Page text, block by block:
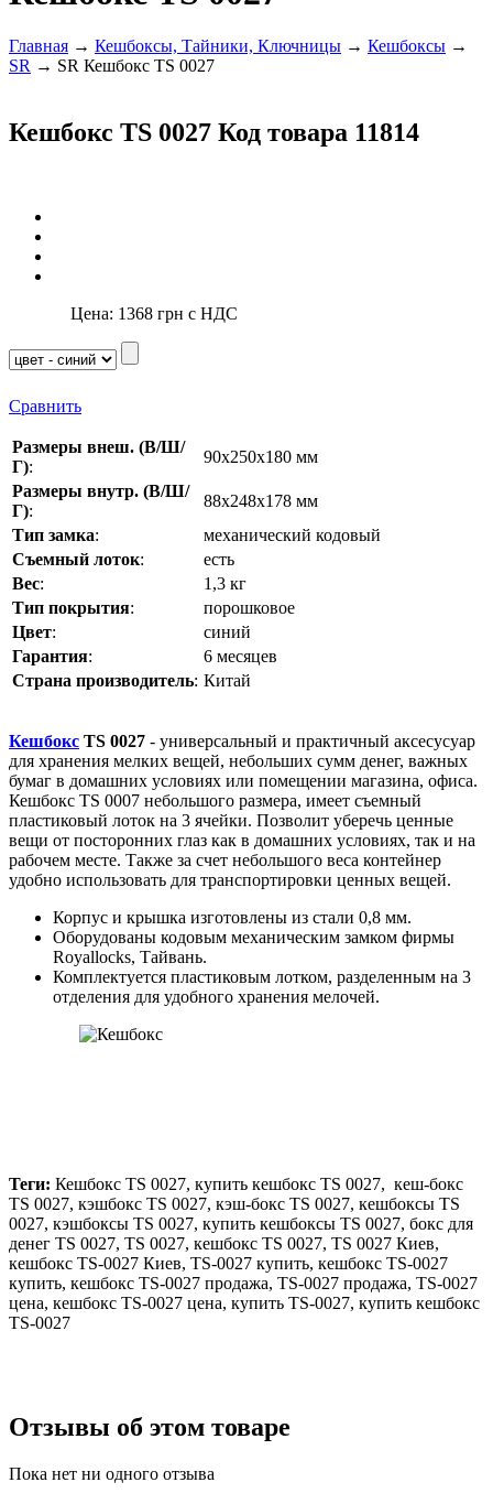
Главная → Кешбоксы, Тайники, Ключницы → Кешбоксы →
SR → SR Кешбокс TS 0027
Кешбокс TS 0027 Код товара 11814
Цена: 1368 грн с НДС
Сравнить
Размеры внеш. (В/Ш/
Г):
90x250x180 мм
Размеры внутр. (В/Ш/
Г):
88х248х178 мм
Тип замка:
механический кодовый
Cъемный лоток:
есть
Вес:
1,3 кг
Тип покрытия:
порошковое
Цвет:
синий
Гарантия:
6 месяцев
Страна производитель: Китай
Кешбокс TS 0027 - универсальный и практичный аксесусуар
для хранения мелких вещей, небольших сумм денег, важных
бумаг в домашних условиях или помещении магазина, офиса.
Кешбокс TS 0007 небольшого размера, имеет съемный
пластиковый лоток на 3 ячейки. Позволит уберечь ценные
вещи от посторонних глаз как в домашних условиях, так и на
рабочем месте. Также за счет небольшого веса контейнер
удобно использовать для транспортировки ценных вещей.
Корпус и крышка изготовлены из стали 0,8 мм.
Оборудованы кодовым механическим замком фирмы
Royallocks, Тайвань.
Комплектуется пластиковым лотком, разделенным на 3
отделения для удобного хранения мелочей.
Теги: Кешбокс TS 0027, купить кешбокс TS 0027, кеш-бокс
TS 0027, кэшбокс TS 0027, кэш-бокс TS 0027, кешбоксы TS
0027, кэшбоксы TS 0027, купить кешбоксы TS 0027, бокс для
денег TS 0027, TS 0027, кешбокс TS 0027, TS 0027 Киев,
кешбокс TS-0027 Киев, TS-0027 купить, кешбокс TS-0027
купить, кешбокс TS-0027 продажа, TS-0027 продажа, TS-0027
цена, кешбокс TS-0027 цена, купить TS-0027, купить кешбокс
TS-0027
Отзывы об этом товаре
Пока нет ни одного отзыва